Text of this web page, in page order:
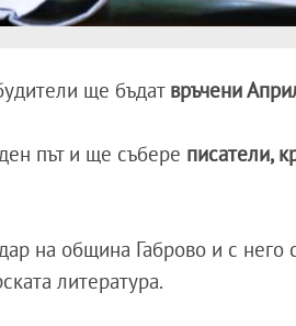
ще бъдат връчени
път и ще събере писатели,
на община Габрово и с него
литература.